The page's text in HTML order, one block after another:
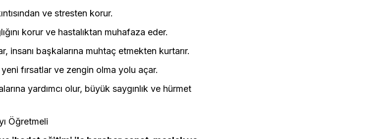
ve stresten korur.
korur ve hastalıktan muhafaza eder.
insanı başkalarına muhtaç etmekten kurtarır.
yeni fırsatlar ve zengin olma yolu açar.
yardımcı olur, büyük saygınlık ve hürmet
Öğretmeli